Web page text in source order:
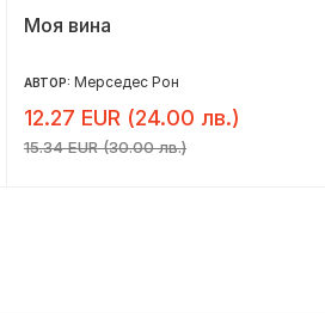
Моя вина
АВТОР: Мерседес Рон
12.27 EUR (24.00 лв.)
15.34 EUR (30.00 лв.)